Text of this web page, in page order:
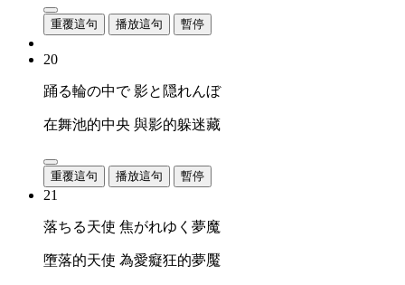
重覆這句 播放這句 暫停
20
踊る輪の中で 影と隠れんぼ
在舞池的中央 與影的躲迷藏
重覆這句 播放這句 暫停
21
落ちる天使 焦がれゆく夢魔
墮落的天使 為愛癡狂的夢魘